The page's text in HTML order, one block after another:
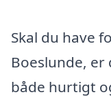
Skal du have
Boeslunde, er
både hurtigt